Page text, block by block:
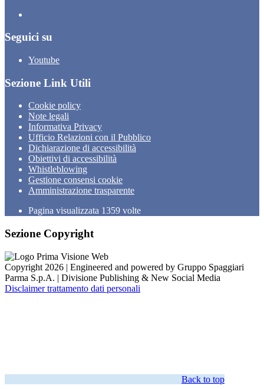
Seguici su
Youtube
Sezione Link Utili
Cookie policy
Note legali
Informativa Privacy
Ufficio Relazioni con il Pubblico
Dichiarazione di accessibilità
Obiettivi di accessibilità
Whistleblowing
Gestione consensi cookie
Amministrazione trasparente
Pagina visualizzata 1359 volte
Sezione Copyright
Copyright 2026 | Engineered and powered by Gruppo Spaggiari
Parma S.p.A. | Divisione Publishing & New Social Media
Disclaimer trattamento dati personali
Back to top